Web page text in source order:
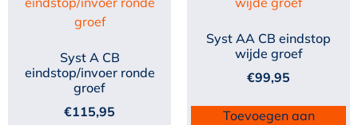
Syst A CB
eindstop/invoer ronde
groef
€115,95
Syst AA CB eindstop
wijde groef
€99,95
Toevoegen aan